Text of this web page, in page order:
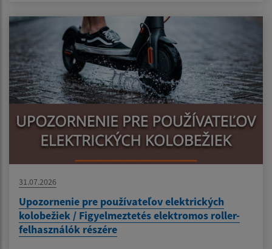
31.07.2026
Upozornenie pre používateľov elektrických
kolobežiek / Figyelmeztetés elektromos roller-
felhasználók részére